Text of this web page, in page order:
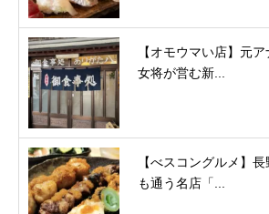
【オモウマい店】元
女将が営む新...
【べスコングルメ】
も通う名店「...